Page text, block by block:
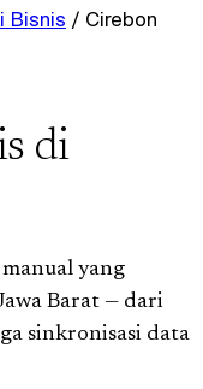
Bisnis / Cirebon
di
yang
Barat — dari
sinkronisasi data